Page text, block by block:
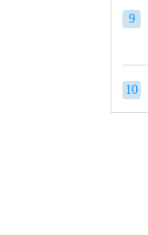
9
10